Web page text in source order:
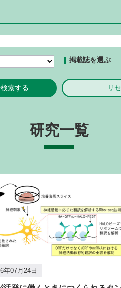
掲載誌を選ぶ
研究一覧
年07月24日